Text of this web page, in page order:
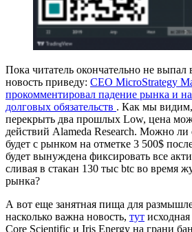
Пока читатель окончательно не выпал
новость приведу: CEO MicroStrategy
прокомментировал падение рынка и
долговых обязательств . Как мы
перекрыть два прошлых Low, цена
действий Alameda Research. Можно ли
будет с рынком на отметке 3 500$
будет вынуждена фиксировать все
сливая в стакан 130 тыс btc во время
рынка?
А вот еще занятная пища для
насколько важна новость, тут
Core Scientific и Iris Energy на грани